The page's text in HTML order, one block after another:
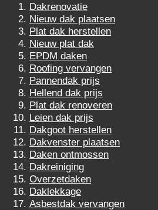
Dakrenovatie
Nieuw dak plaatsen
Plat dak herstellen
Nieuw plat dak
EPDM daken
Roofing vervangen
Pannendak prijs
Hellend dak prijs
Plat dak renoveren
Leien dak prijs
Dakgoot herstellen
Dakvenster plaatsen
Daken ontmossen
Dakreiniging
Overzetdaken
Daklekkage
Asbestdak vervangen